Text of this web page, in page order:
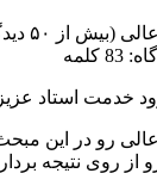
کلمه
خدمت استاد
عالی رو در این
از روی نتیجه